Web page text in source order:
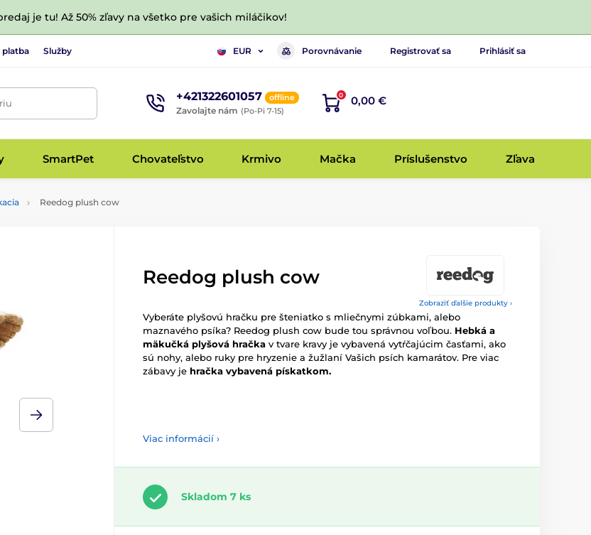
je tu! Až 50% zľavy na všetko pre vašich miláčikov!
platba Služby EUR Porovnávanie Registrovať sa Prihlásiť sa
+421322601057 offline
Zavolajte nám (Po-Pi 7-15)
0 0,00 €
SmartPet Chovateľstvo Krmivo Mačka Príslušenstvo Zľava
Reedog plush cow
Zobraziť ďalšie produkty ›
Reedog plush cow
Vyberáte plyšovú hračku pre šteniatko s mliečnymi zúbkami, alebo
maznavého psíka? Reedog plush cow bude tou správnou voľbou. Hebká a
mäkučká plyšová hračka v tvare kravy je vybavená vytŕčajúcim časťami, ako
sú nohy, alebo ruky pre hryzenie a žužlaní Vašich psích kamarátov. Pre viac
zábavy je hračka vybavená pískatkom.
Viac informácií ›
Skladom 7 ks